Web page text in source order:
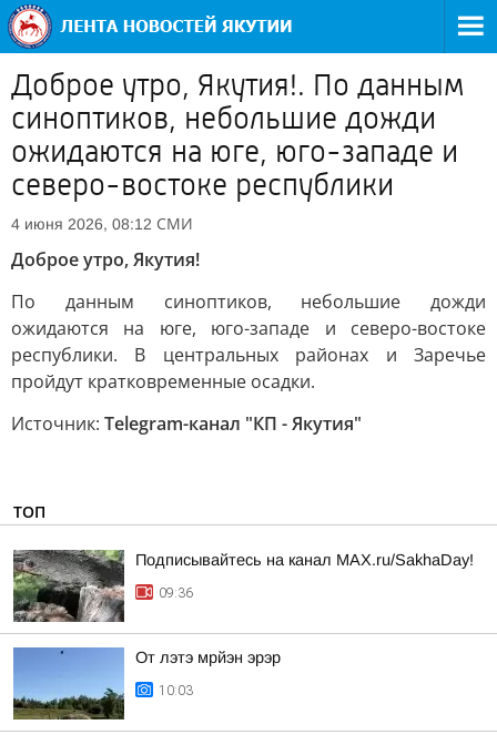
Доброе утро, Якутия!. По данным
синоптиков, небольшие дожди
ожидаются на юге, юго-западе и
северо-востоке республики
4 июня 2026, 08:12 СМИ
Доброе утро, Якутия!
По данным синоптиков, небольшие дожди
ожидаются на юге, юго-западе и северо-востоке
республики. В центральных районах и Заречье
пройдут кратковременные осадки.
Источник: Telegram-канал "КП - Якутия"
ТОП
Подписывайтесь на канал MAX.ru/SakhaDay!
09:36
От лэтэ мрйэн эрэр
10:03